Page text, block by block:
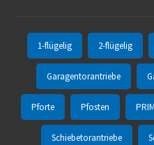
1-flügelig 2-flügelig
Garagentorantriebe
Pforte Pfosten
Schiebetorantriebe